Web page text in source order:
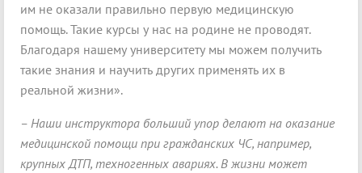
им не оказали правильно первую медицинскую
помощь. Такие курсы у нас на родине не проводят.
Благодаря нашему университету мы можем получить
такие знания и научить других применять их в
реальной жизни».
– Наши инструктора больший упор делают на оказание
медицинской помощи при гражданских ЧС, например,
крупных ДТП, техногенных авариях. В жизни может